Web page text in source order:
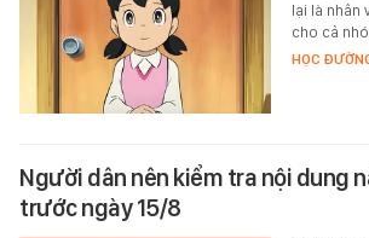
lại là nhân
cho cả
HỌC
Người dân nên kiểm tra nội dung
trước ngày 15/8